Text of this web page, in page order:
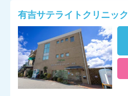
有吉サテライトクリニック